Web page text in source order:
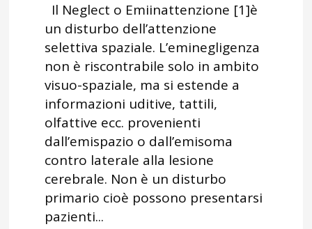
Il Neglect o Emiinattenzione [1]è
un disturbo dell’attenzione
selettiva spaziale. L’eminegligenza
non è riscontrabile solo in ambito
visuo-spaziale, ma si estende a
informazioni uditive, tattili,
olfattive ecc. provenienti
dall’emispazio o dall’emisoma
contro laterale alla lesione
cerebrale. Non è un disturbo
primario cioè possono presentarsi
pazienti...